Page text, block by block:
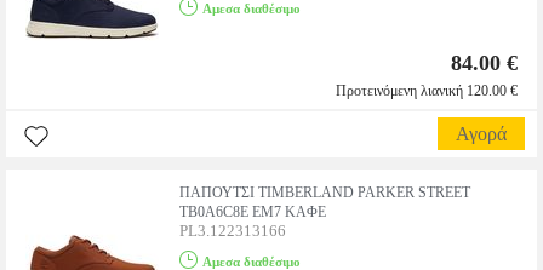
Αμεσα διαθέσιμο
84.00 €
Προτεινόμενη λιανική 120.00 €
Αγορά
ΠΑΠΟΥΤΣΙ TIMBERLAND PARKER STREET
TB0A6C8E EM7 ΚΑΦΕ
PL3.122313166
Αμεσα διαθέσιμο